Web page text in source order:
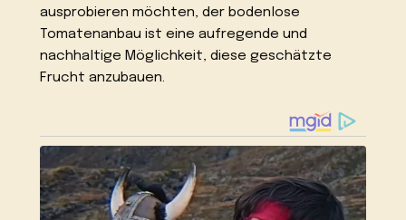
ausprobieren möchten, der bodenlose
Tomatenanbau ist eine aufregende und
nachhaltige Möglichkeit, diese geschätzte
Frucht anzubauen.